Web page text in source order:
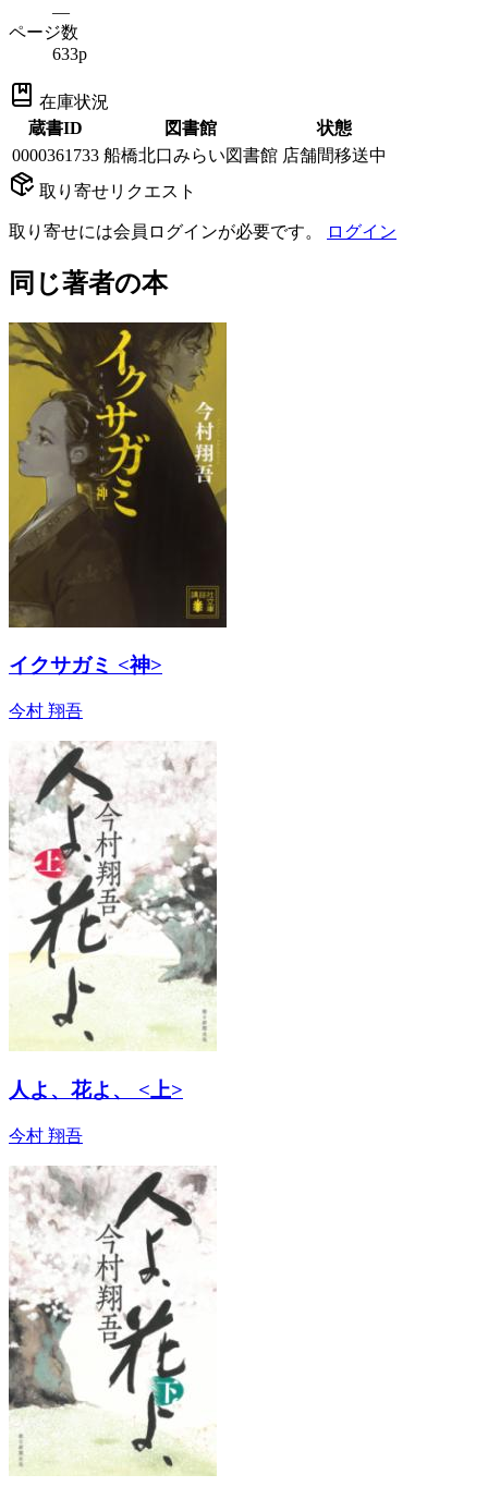
—
ページ数
633p
在庫状況
蔵書ID
図書館
状態
0000361733 船橋北口みらい図書館 店舗間移送中
取り寄せリクエスト
取り寄せには会員ログインが必要です。 ログイン
同じ著者の本
イクサガミ <神>
今村 翔吾
人よ、花よ、 <上>
今村 翔吾